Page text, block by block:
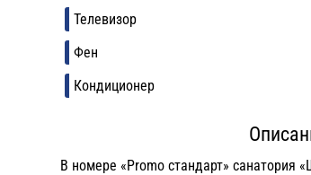
Телевизор
Фен
Кондиционер
В номере «Promo стандарт» санатория